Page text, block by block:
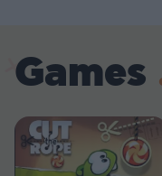
Games